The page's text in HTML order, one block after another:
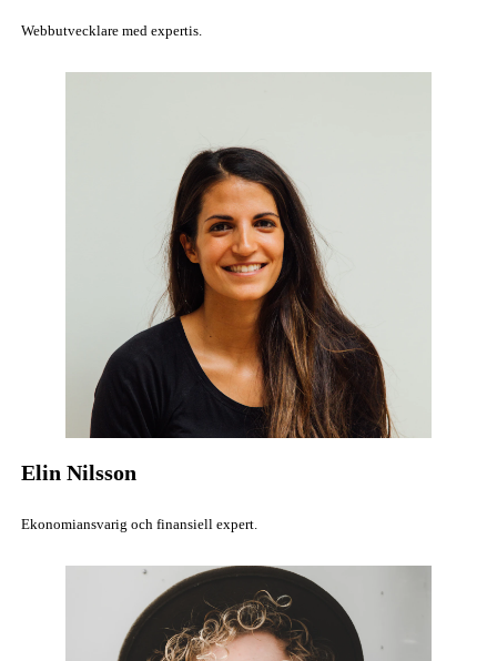
Webbutvecklare med expertis.
Elin Nilsson
Ekonomiansvarig och finansiell expert.